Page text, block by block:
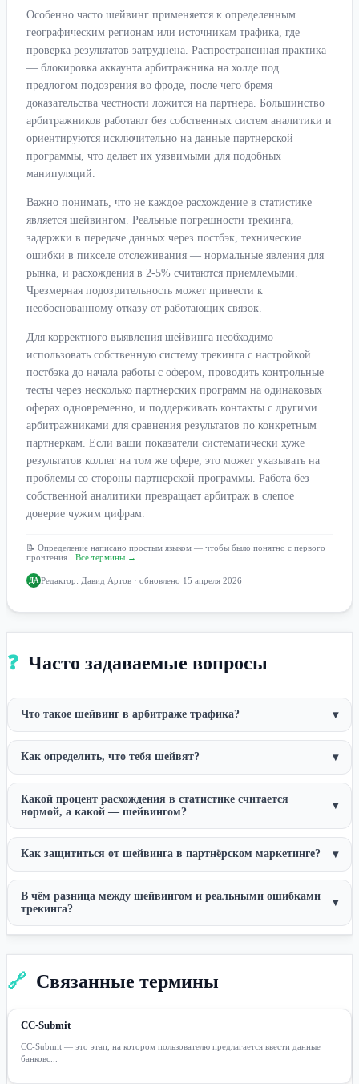
Особенно часто шейвинг применяется к определенным
географическим регионам или источникам трафика, где
проверка результатов затруднена. Распространенная практика
— блокировка аккаунта арбитражника на холде под
предлогом подозрения во фроде, после чего бремя
доказательства честности ложится на партнера. Большинство
арбитражников работают без собственных систем аналитики и
ориентируются исключительно на данные партнерской
программы, что делает их уязвимыми для подобных
манипуляций.
Важно понимать, что не каждое расхождение в статистике
является шейвингом. Реальные погрешности трекинга,
задержки в передаче данных через постбэк, технические
ошибки в пикселе отслеживания — нормальные явления для
рынка, и расхождения в 2-5% считаются приемлемыми.
Чрезмерная подозрительность может привести к
необоснованному отказу от работающих связок.
Для корректного выявления шейвинга необходимо
использовать собственную систему трекинга с настройкой
постбэка до начала работы с офером, проводить контрольные
тесты через несколько партнерских программ на одинаковых
оферах одновременно, и поддерживать контакты с другими
арбитражниками для сравнения результатов по конкретным
партнеркам. Если ваши показатели систематически хуже
результатов коллег на том же офере, это может указывать на
проблемы со стороны партнерской программы. Работа без
собственной аналитики превращает арбитраж в слепое
доверие чужим цифрам.
📝 Определение написано простым языком — чтобы было понятно с первого
прочтения.
Все термины →
ДА Редактор: Давид Артов · обновлено 15 апреля 2026
❓ Часто задаваемые вопросы
Что такое шейвинг в арбитраже трафика? ▾
Как определить, что тебя шейвят? ▾
Какой процент расхождения в статистике считается
нормой, а какой — шейвингом?
▾
Как защититься от шейвинга в партнёрском маркетинге? ▾
В чём разница между шейвингом и реальными ошибками
трекинга?
▾
🔗 Связанные термины
CC-Submit
CC-Submit — это этап, на котором пользователю предлагается ввести данные
банковс...